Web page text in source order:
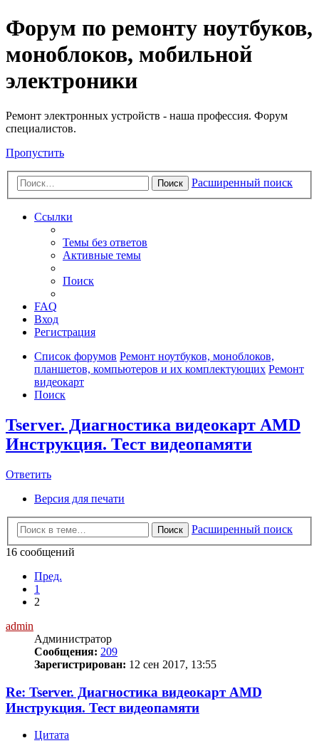
Регистрация
Форум по ремонту ноутбуков,
моноблоков, мобильной
электроники
Ремонт электронных устройств - наша профессия. Форум
специалистов.
Пропустить
Поиск Расширенный поиск
Ссылки
Темы без ответов
Активные темы
Поиск
FAQ
Вход
Регистрация
Список форумов Ремонт ноутбуков, моноблоков,
планшетов, компьютеров и их комплектующих Ремонт
видеокарт
Поиск
Tserver. Диагностика видеокарт AMD
Инструкция. Тест видеопамяти
Ответить
Ответить
Версия для печати
Поиск
Расширенный поиск
16 сообщений
Пред.
1
2
admin
Администратор
Сообщения: 209
Зарегистрирован: 12 сен 2017, 13:55
Re: Tserver. Диагностика видеокарт AMD
Инструкция. Тест видеопамяти
Цитата